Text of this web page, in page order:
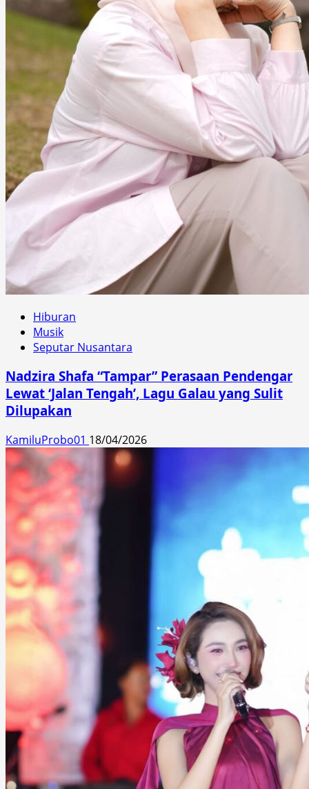
Hiburan
Musik
Seputar Nusantara
Nadzira Shafa “Tampar” Perasaan Pendengar
Lewat ‘Jalan Tengah’, Lagu Galau yang Sulit
Dilupakan
KamiluProbo01 18/04/2026